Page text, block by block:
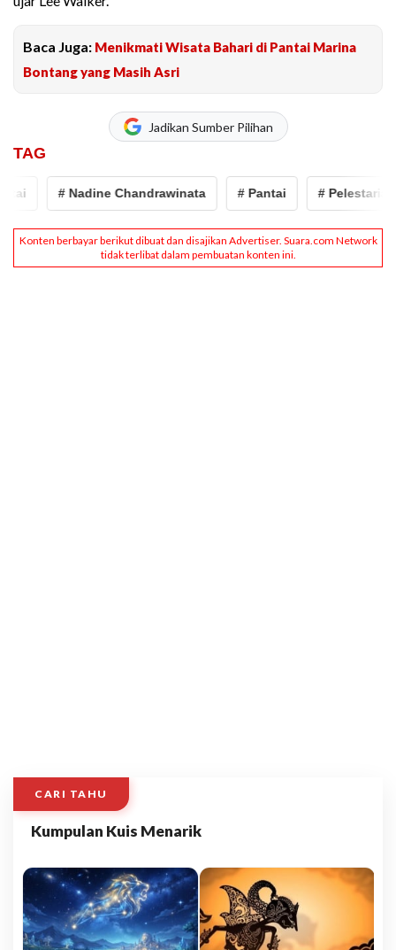
Baca Juga: Menikmati Wisata Bahari di Pantai Marina
Bontang yang Masih Asri
Jadikan Sumber Pilihan
TAG
# Nadine Chandrawinata # Pantai # Pelestarian
CARI TAHU
Kumpulan Kuis Menarik